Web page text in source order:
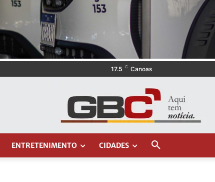
17.5 C Canoas
ENTRETENIMENTO CIDADES